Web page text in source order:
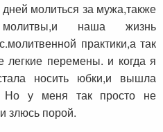
молиться за мужа,также
наша жизнь
практики,а так
перемены. и когда я
носить юбки,и вышла
Но у меня так просто не
злюсь порой.